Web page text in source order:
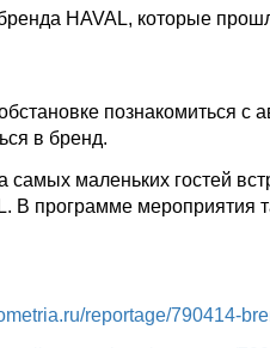
HAVAL, которые
познакомиться
в бренд.
маленьких гостей
В программе
reportage/790414-